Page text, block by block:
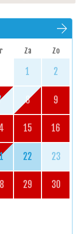
Za Zo
1 2
8 9
15 16
22 23
29 30